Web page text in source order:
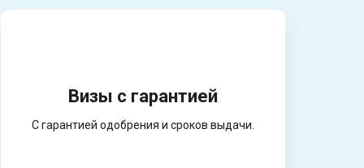
Визы с гарантией
С гарантией одобрения и сроков выдачи.